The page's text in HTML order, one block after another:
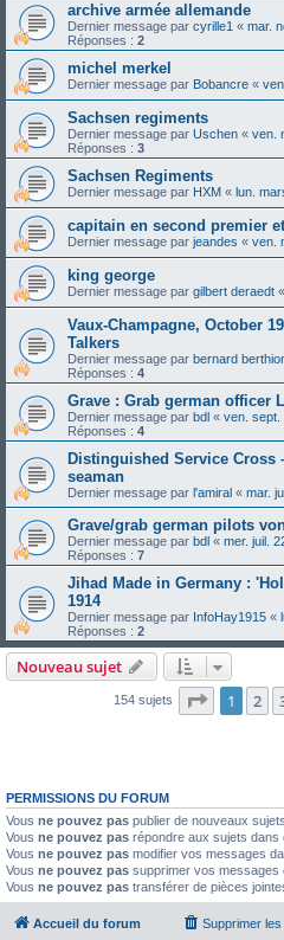
archive armée allemande
Dernier message par cyrille1 « mar.
Réponses : 2
michel merkel
Dernier message par Bobancre «
Sachsen regiments
Dernier message par Uschen « ven.
Réponses : 3
Sachsen Regiments
Dernier message par HXM « lun.
capitain en second premier
Dernier message par jeandes « ven.
king george
Dernier message par gilbert deraedt «
Vaux-Champagne, October
Talkers
Dernier message par bernard
Réponses : 4
Grave : Grab german officer
Dernier message par bdl « ven. sept.
Réponses : 4
Distinguished Service Cross
seaman
Dernier message par l'amiral « mar.
Grave/grab german pilots
Dernier message par bdl « mer. juil.
Réponses : 7
Jihad Made in Germany :
1914
Dernier message par InfoHay1915 «
Réponses : 2
Nouveau sujet
154 sujets Page 1
1 2
PERMISSIONS DU FORUM
Vous ne pouvez pas publier de nouveaux
Vous ne pouvez pas répondre aux sujets dans
Vous ne pouvez pas modifier vos messages
Vous ne pouvez pas supprimer vos messages
Vous ne pouvez pas transférer de pièces
Accueil du forum Supprimer